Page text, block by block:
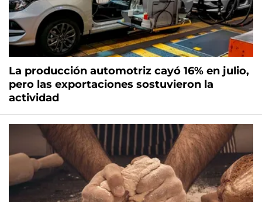
La producción automotriz cayó 16% en julio,
pero las exportaciones sostuvieron la
actividad